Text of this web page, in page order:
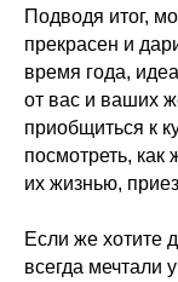
Подводя итог,
прекрасен и
время года,
от вас и ваших
приобщиться к
посмотреть,
их жизнью,
Если же хотите
всегда мечтали